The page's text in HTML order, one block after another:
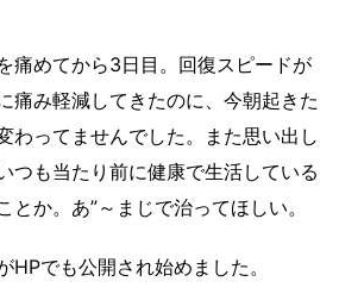
痛めてから3日目。回復スピードが
痛み軽減してきたのに、今朝起きた
わってませんでした。また思い出し
つも当たり前に健康で生活している
とか。あ”～まじで治ってほしい。
HPでも公開され始めました。